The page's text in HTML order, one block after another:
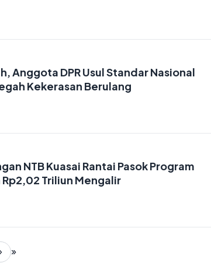
Anggota DPR Usul Standar Nasional
Kekerasan Berulang
NTB Kuasai Rantai Pasok Program
Triliun Mengalir
› »